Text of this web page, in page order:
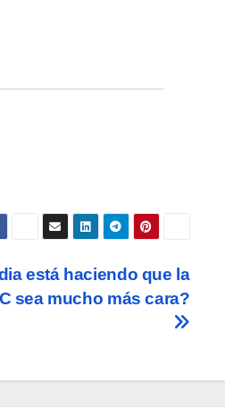
está haciendo que la
sea mucho más cara?